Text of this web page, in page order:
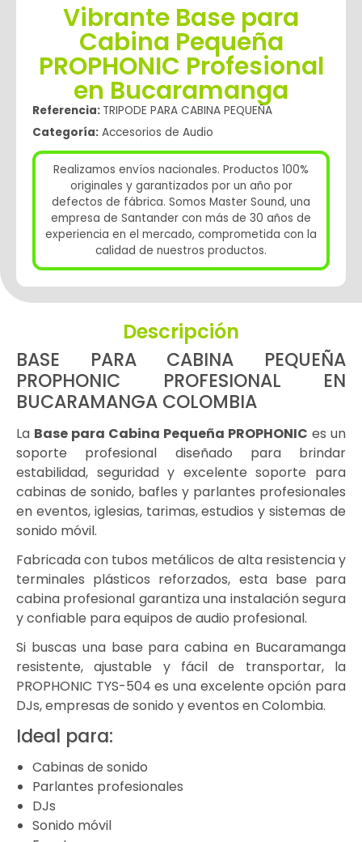
Vibrante Base para
Cabina Pequeña
PROPHONIC Profesional
en Bucaramanga
Referencia: TRIPODE PARA CABINA PEQUEÑA
Categoría: Accesorios de Audio
Realizamos envíos nacionales. Productos 100%
originales y garantizados por un año por
defectos de fábrica. Somos Master Sound, una
empresa de Santander con más de 30 años de
experiencia en el mercado, comprometida con la
calidad de nuestros productos.
Descripción
BASE PARA CABINA PEQUEÑA
PROPHONIC PROFESIONAL EN
BUCARAMANGA COLOMBIA
La Base para Cabina Pequeña PROPHONIC es un
soporte profesional diseñado para brindar
estabilidad, seguridad y excelente soporte para
cabinas de sonido, bafles y parlantes profesionales
en eventos, iglesias, tarimas, estudios y sistemas de
sonido móvil.
Fabricada con tubos metálicos de alta resistencia y
terminales plásticos reforzados, esta base para
cabina profesional garantiza una instalación segura
y confiable para equipos de audio profesional.
Si buscas una base para cabina en Bucaramanga
resistente, ajustable y fácil de transportar, la
PROPHONIC TYS-504 es una excelente opción para
DJs, empresas de sonido y eventos en Colombia.
Ideal para:
Cabinas de sonido
Parlantes profesionales
DJs
Sonido móvil